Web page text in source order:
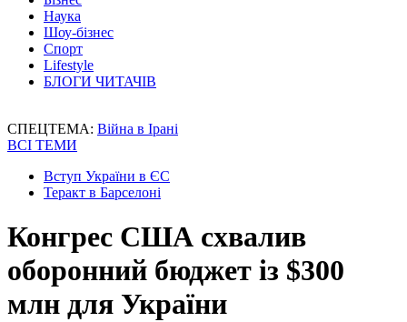
Наука
Шоу-бізнес
Спорт
Lifestyle
БЛОГИ ЧИТАЧІВ
СПЕЦТЕМА: Війна в Ірані
ВСІ ТЕМИ
Вступ України в ЄС
Теракт в Барселоні
Конгрес США схвалив
оборонний бюджет із $300
млн для України